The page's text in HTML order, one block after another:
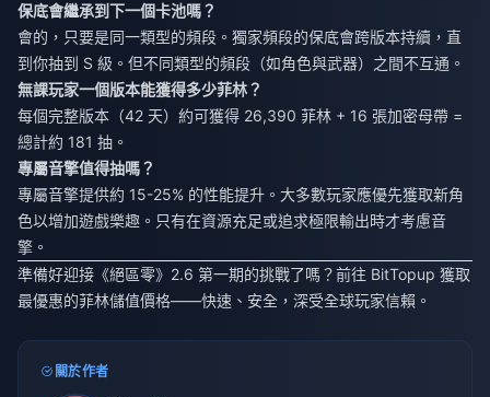
保底會繼承到下一個卡池嗎？
會的，只要是同一類型的頻段。獨家頻段的保底會跨版本持續，直
到你抽到 S 級。但不同類型的頻段（如角色與武器）之間不互通。
無課玩家一個版本能獲得多少菲林？
每個完整版本（42 天）約可獲得 26,390 菲林 + 16 張加密母帶 =
總計約 181 抽。
專屬音擎值得抽嗎？
專屬音擎提供約 15-25% 的性能提升。大多數玩家應優先獲取新角
色以增加遊戲樂趣。只有在資源充足或追求極限輸出時才考慮音
擎。
準備好迎接《絕區零》2.6 第一期的挑戰了嗎？前往 BitTopup 獲取
最優惠的菲林儲值價格——快速、安全，深受全球玩家信賴。
關於作者